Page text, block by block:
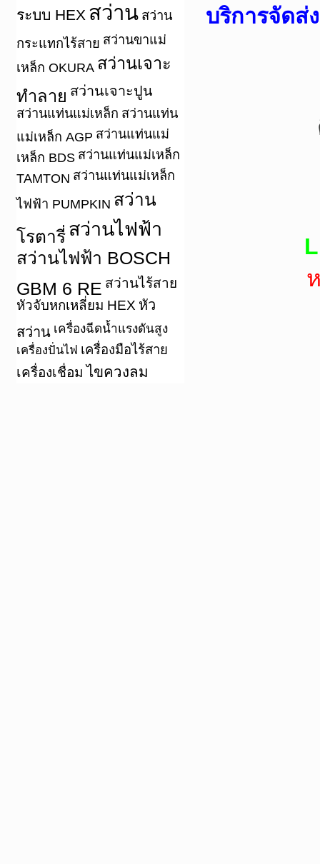
ระบบ HEX สว่าน สว่าน
กระแทกไร้สาย สว่านขาแม่
เหล็ก OKURA สว่านเจาะ
ทำลาย สว่านเจาะปูน
สว่านแท่นแม่เหล็ก สว่านแท่น
แม่เหล็ก AGP สว่านแท่นแม่
เหล็ก BDS สว่านแท่นแม่เหล็ก
TAMTON สว่านแท่นแม่เหล็ก
ไฟฟ้า PUMPKIN สว่าน
โรตารี่ สว่านไฟฟ้า
สว่านไฟฟ้า BOSCH
GBM 6 RE สว่านไร้สาย
หัวจับหกเหลี่ยม HEX หัว
สว่าน เครื่องฉีดน้ำแรงดันสูง
เครื่องปั่นไฟ เครื่องมือไร้สาย
เครื่องเชื่อม ไขควงลม
บริการจัดส่